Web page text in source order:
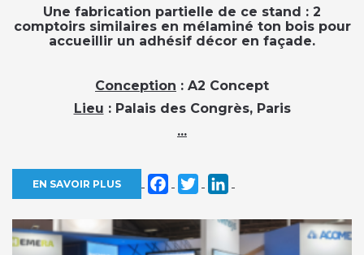
Une fabrication partielle de ce stand : 2
comptoirs similaires en mélaminé ton bois pour
accueillir un adhésif décor en façade.
Conception : A2 Concept
Lieu : Palais des Congrès, Paris
...
EN SAVOIR PLUS Facebook
Twitter